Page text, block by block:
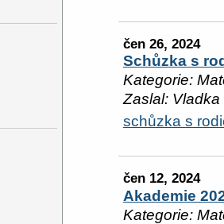
čen 26, 2024
Schůzka s
Kategorie:
Zaslal: Vladka
schůzka s
čen 12, 2024
Akademie
Kategorie: